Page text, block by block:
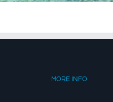
MORE INFO